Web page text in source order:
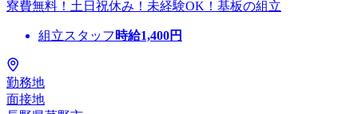
寮費無料！土日祝休み！未経験OK！基板の組立
組立スタッフ 時給1,400円
勤務地
面接地